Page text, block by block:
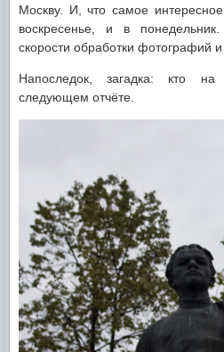
Москву. И, что самое
воскресенье, и в
скорости обработки фотографий
Напоследок, загадка: кто
следующем отчёте.